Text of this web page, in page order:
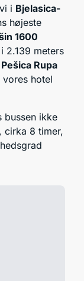
i Bjelasica-
højeste
1600
i 2.139 meters
Pešica Rupa
hotel
bussen ikke
cirka 8 timer,